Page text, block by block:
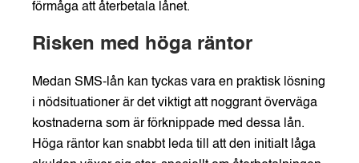
förmåga att återbetala lånet.
Risken med höga räntor
Medan SMS-lån kan tyckas vara en praktisk lösning
i nödsituationer är det viktigt att noggrant överväga
kostnaderna som är förknippade med dessa lån.
Höga räntor kan snabbt leda till att den initialt låga